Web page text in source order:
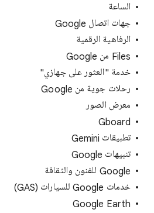
الساعة
جهات اتصال Google
الرفاهية الرقمية
‫Files من Google
خدمة "العثور على جهازي"
رحلات جوية من Google
معرض الصور
Gboard
تطبيقات Gemini
تنبيهات Google
‫Google للفنون والثقافة
خدمات Google للسيارات (GAS)
Google Earth